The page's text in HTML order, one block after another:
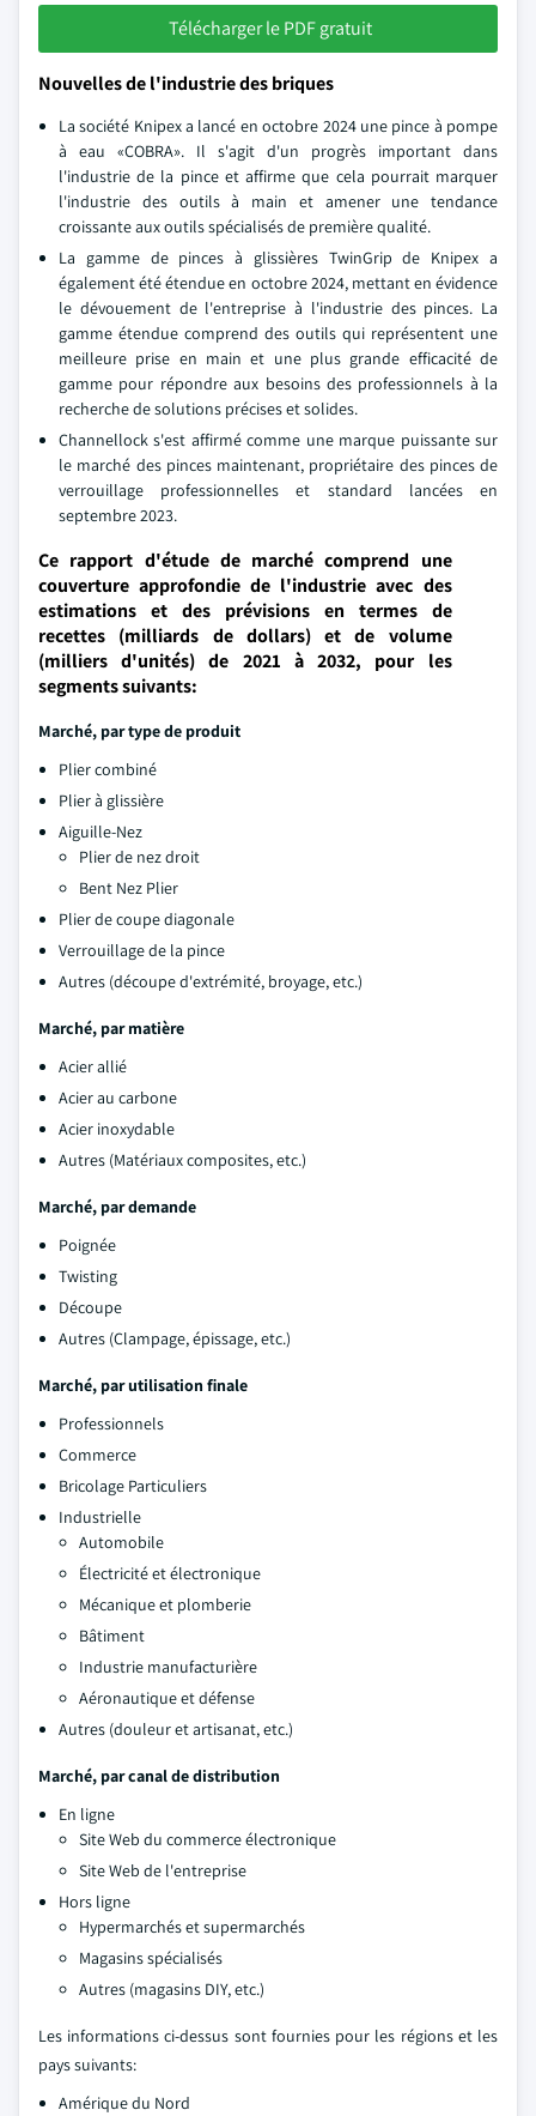
Télécharger le PDF gratuit
Nouvelles de l'industrie des briques
La société Knipex a lancé en octobre 2024 une pince à pompe
à eau «COBRA». Il s'agit d'un progrès important dans
l'industrie de la pince et affirme que cela pourrait marquer
l'industrie des outils à main et amener une tendance
croissante aux outils spécialisés de première qualité.
La gamme de pinces à glissières TwinGrip de Knipex a
également été étendue en octobre 2024, mettant en évidence
le dévouement de l'entreprise à l'industrie des pinces. La
gamme étendue comprend des outils qui représentent une
meilleure prise en main et une plus grande efficacité de
gamme pour répondre aux besoins des professionnels à la
recherche de solutions précises et solides.
Channellock s'est affirmé comme une marque puissante sur
le marché des pinces maintenant, propriétaire des pinces de
verrouillage professionnelles et standard lancées en
septembre 2023.
Ce rapport d'étude de marché comprend une
couverture approfondie de l'industrie avec des
estimations et des prévisions en termes de
recettes (milliards de dollars) et de volume
(milliers d'unités) de 2021 à 2032, pour les
segments suivants:
Marché, par type de produit
Plier combiné
Plier à glissière
Aiguille-Nez
Plier de nez droit
Bent Nez Plier
Plier de coupe diagonale
Verrouillage de la pince
Autres (découpe d'extrémité, broyage, etc.)
Marché, par matière
Acier allié
Acier au carbone
Acier inoxydable
Autres (Matériaux composites, etc.)
Marché, par demande
Poignée
Twisting
Découpe
Autres (Clampage, épissage, etc.)
Marché, par utilisation finale
Professionnels
Commerce
Bricolage Particuliers
Industrielle
Automobile
Électricité et électronique
Mécanique et plomberie
Bâtiment
Industrie manufacturière
Aéronautique et défense
Autres (douleur et artisanat, etc.)
Marché, par canal de distribution
En ligne
Site Web du commerce électronique
Site Web de l'entreprise
Hors ligne
Hypermarchés et supermarchés
Magasins spécialisés
Autres (magasins DIY, etc.)
Les informations ci-dessus sont fournies pour les régions et les
pays suivants:
Amérique du Nord